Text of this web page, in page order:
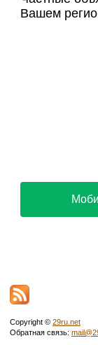
Вашем
Copyright © 29ru.net
Обратная связь: